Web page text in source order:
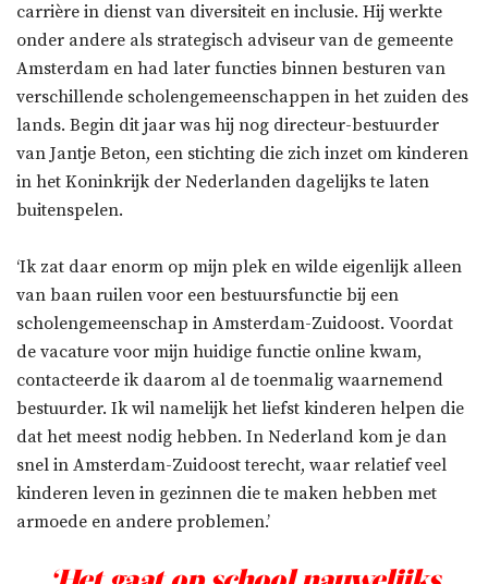
carrière in dienst van diversiteit en inclusie. Hij werkte
onder andere als strategisch adviseur van de gemeente
Amsterdam en had later functies binnen besturen van
verschillende scholengemeenschappen in het zuiden des
lands. Begin dit jaar was hij nog directeur-bestuurder
van Jantje Beton, een stichting die zich inzet om kinderen
in het Koninkrijk der Nederlanden dagelijks te laten
buitenspelen.
‘Ik zat daar enorm op mijn plek en wilde eigenlijk alleen
van baan ruilen voor een bestuursfunctie bij een
scholengemeenschap in Amsterdam-Zuidoost. Voordat
de vacature voor mijn huidige functie online kwam,
contacteerde ik daarom al de toenmalig waarnemend
bestuurder. Ik wil namelijk het liefst kinderen helpen die
dat het meest nodig hebben. In Nederland kom je dan
snel in Amsterdam-Zuidoost terecht, waar relatief veel
kinderen leven in gezinnen die te maken hebben met
armoede en andere problemen.’